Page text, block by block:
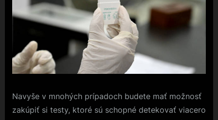
Navyše v mnohých prípadoch budete mať možnosť
zakúpiť si testy, ktoré sú schopné detekovať viacero